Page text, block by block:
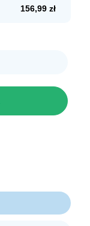
156,99 zł